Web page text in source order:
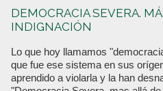
DEMOCRACIA SEVERA.
INDIGNACIÓN
Lo que hoy llamamos
que fue ese sistema en sus
aprendido a violarla y la han